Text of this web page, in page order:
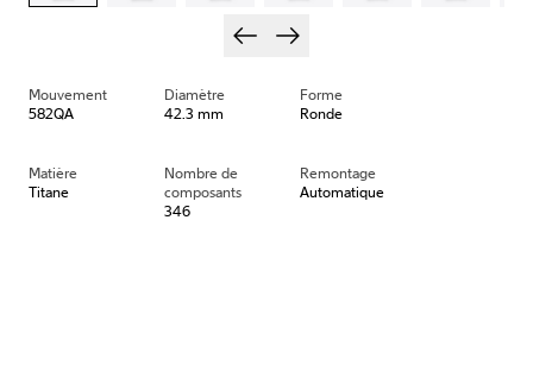
Mouvement
582QA
Diamètre
42.3 mm
Forme
Ronde
Matière
Titane
Nombre de
composants
346
Remontage
Automatique